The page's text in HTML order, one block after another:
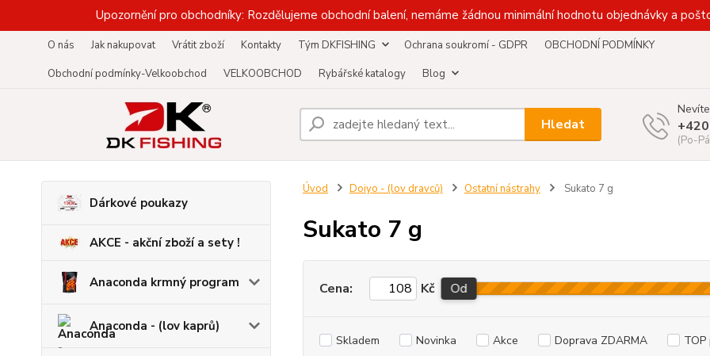
Upozornění pro obchodníky: Rozdělujeme obchodní balení, nemáme žádnou minimální hodnotu objednávky a
O nás Jak nakupovat Vrátit zboží Kontakty Tým DKFISHING Ochrana soukromí - GDPR
OBCHODNÍ PODMÍNKY
Obchodní podmínky-Velkoobchod
VELKOOBCHOD Rybářské katalogy Blog
Hledat
(Po-
Dárkové poukazy
AKCE - akční zboží a sety !
Anaconda krmný program
Anaconda - (lov kaprů)
Úvod Doiyo - (lov dravců) Ostatní nástrahy Sukato 7 g
Sukato 7 g
Cena: Kč Od
Skladem Novinka Akce Doprava ZDARMA